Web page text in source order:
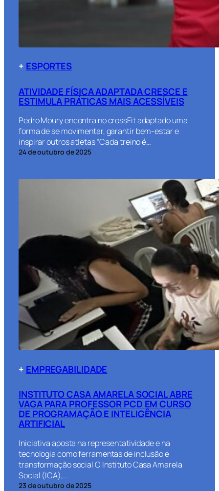
+ ESPORTES
ATIVIDADE FÍSICA ADAPTADA CRESCE E
ESTIMULA PRÁTICAS MAIS ACESSÍVEIS
Pedro Moury encontra no crossFit adaptado uma
forma de se movimentar, garantir bem-estar e
inspirar outros atletas “Cada treino é…
24 de outubro de 2025
+ EMPREGABILIDADE
INSTITUTO CASA AMARELA SOCIAL ABRE
VAGA PARA PROFESSOR PCD EM CURSO
DE PROGRAMAÇÃO E INTELIGÊNCIA
ARTIFICIAL
Iniciativa aposta na representatividade e na
tecnologia como ferramentas de inclusão e
transformação social O Instituto Casa Amarela
Social (ICA),…
23 de outubro de 2025